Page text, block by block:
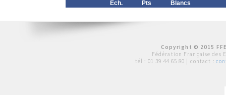
Ech. Pts Blancs
Copyright © 2015
Fédération Française des
tél : 01 39 44 65 80 | contact :